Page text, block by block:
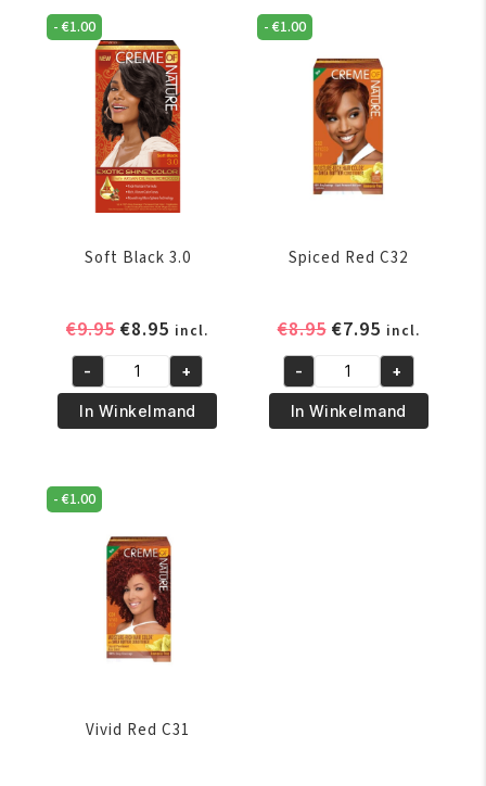
aantal
-€1.00
Soft Black 3.0
€9.95Oorspronkelijke
was:
€9.95.
€8.95 Huidige
prijs
is:
€8.95.
incl.
Soft
Black
3.0
- +
In Winkelmand
-€1.00
Spiced Red C32
€8.95 Oorspronkelijke
was:
€8.95.
€7.95Huidige
prijs
is:
€7.95.
incl.
Spiced
Red
C32
- +
In Winkelmand
-€1.00
Vivid Red C31